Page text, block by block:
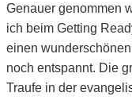
Genauer genommen
ich beim Getting
einen
noch entspannt. Die
Traufe in der